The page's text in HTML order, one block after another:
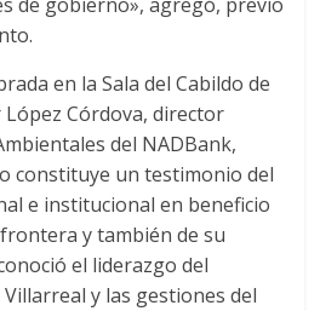
en la Sala del Cabildo de
López Córdova, director
del NADBank,
constituye un testimonio del
e institucional en beneficio
y también de su
el liderazgo del
y las gestiones del